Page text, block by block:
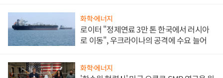
화학·에너지
로이터 "정제연료 3만 톤 한국에서 러시아
로 이동", 우크라이나의 공격에 수요 늘어
화학·에너지